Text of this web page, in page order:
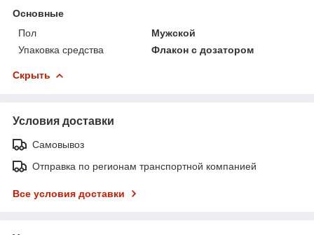
Основные
Пол
Мужской
Упаковка средства
Флакон с дозатором
Скрыть
Условия доставки
Самовывоз
Отправка по регионам транспортной компанией
Все условия доставки